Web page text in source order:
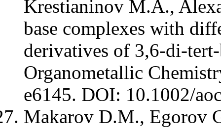
Krestianinov M.A.,
base complexes with
derivatives of 3,6-di-
Organometallic
e6145. DOI: 10.1002/
Makarov D.M., Egorov